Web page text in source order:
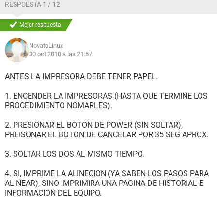
RESPUESTA 1 / 12
Mejor respuesta
NovatoLinux
30 oct 2010 a las 21:57
ANTES LA IMPRESORA DEBE TENER PAPEL.
1. ENCENDER LA IMPRESORAS (HASTA QUE TERMINE LOS
PROCEDIMIENTO NOMARLES).
2. PRESIONAR EL BOTON DE POWER (SIN SOLTAR),
PREISONAR EL BOTON DE CANCELAR POR 35 SEG APROX.
3. SOLTAR LOS DOS AL MISMO TIEMPO.
4. SI, IMPRIME LA ALINECION (YA SABEN LOS PASOS PARA
ALINEAR), SINO IMPRIMIRA UNA PAGINA DE HISTORIAL E
INFORMACION DEL EQUIPO.